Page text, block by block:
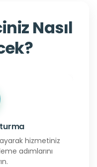
Nasıl
hizmetiniz
adımlarını